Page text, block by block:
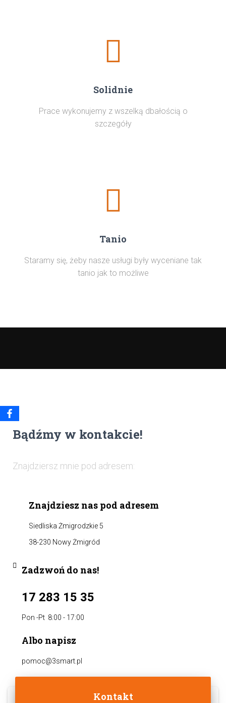
Solidnie
Prace wykonujemy z wszelką dbałością o
szczegóły
Tanio
Staramy się, żeby nasze usługi były wyceniane tak
tanio jak to możliwe
Bądźmy w kontakcie!
Znajdziersz mnie pod adresem:
Znajdziesz nas pod adresem
Siedliska Żmigrodzkie 5
38-230 Nowy Żmigród
Zadzwoń do nas!
17 283 15 35
Pon -Pt 8:00 - 17:00
Albo napisz
pomoc@3smart.pl
Kontakt